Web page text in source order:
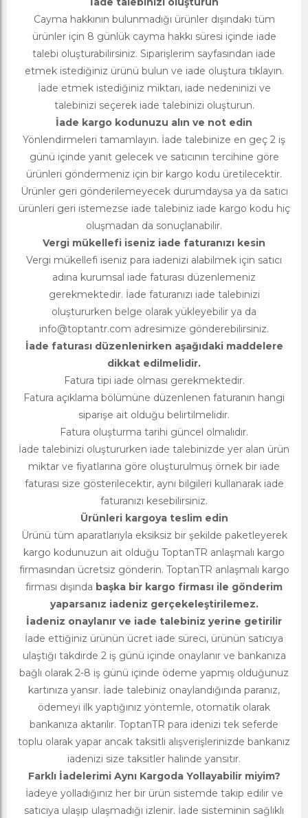
Cayma hakkının bulunmadığı ürünler dışındaki tüm
ürünler için 8 günlük cayma hakkı süresi içinde iade
talebi oluşturabilirsiniz. Siparişlerim sayfasından iade
etmek istediğiniz ürünü bulun ve iade oluştura tıklayın.
İade etmek istediğiniz miktarı, iade nedeninizi ve
talebinizi seçerek iade talebinizi oluşturun.
İade kargo kodunuzu alın ve not edin
Yönlendirmeleri tamamlayın. İade talebinize en geç 2 iş
günü içinde yanıt gelecek ve satıcının tercihine göre
ürünleri göndermeniz için bir kargo kodu üretilecektir.
Ürünler geri gönderilemeyecek durumdaysa ya da satıcı
ürünleri geri istemezse iade talebiniz iade kargo kodu hiç
oluşmadan da sonuçlanabilir.
Vergi mükellefi iseniz iade faturanızı kesin
Vergi mükellefi iseniz para iadenizi alabilmek için satıcı
adına kurumsal iade faturası düzenlemeniz
gerekmektedir. İade faturanızı iade talebinizi
oluştururken belge olarak yükleyebilir ya da
info@toptantr.com adresimize gönderebilirsiniz.
İade faturası düzenlenirken aşağıdaki maddelere
dikkat edilmelidir.
Fatura tipi iade olması gerekmektedir.
Fatura açıklama bölümüne düzenlenen faturanın hangi
siparişe ait olduğu belirtilmelidir.
Fatura oluşturma tarihi güncel olmalıdır.
İade talebinizi oluştururken iade talebinizde yer alan ürün
miktar ve fiyatlarına göre oluşturulmuş örnek bir iade
faturası size gösterilecektir, aynı bilgileri kullanarak iade
faturanızı kesebilirsiniz.
Ürünleri kargoya teslim edin
Ürünü tüm aparatlarıyla eksiksiz bir şekilde paketleyerek
kargo kodunuzun ait olduğu ToptanTR anlaşmalı kargo
firmasından ücretsiz gönderin. ToptanTR anlaşmalı kargo
firması dışında başka bir kargo firması ile gönderim
yaparsanız iadeniz gerçekeleştirilemez.
İadeniz onaylanır ve iade talebiniz yerine getirilir
İade ettiğiniz ürünün ücret iade süreci, ürünün satıcıya
ulaştığı takdirde 2 iş günü içinde onaylanır ve bankanıza
bağlı olarak 2-8 iş günü içinde ödeme yapmış olduğunuz
kartınıza yansır. İade talebiniz onaylandığında paranız,
ödemeyi ilk yaptığınız yöntemle, otomatik olarak
bankanıza aktarılır. ToptanTR para idenizi tek seferde
toplu olarak yapar ancak taksitli alışverişlerinizde bankanız
iadenizi size taksitler halinde yansıtır.
Farklı İadelerimi Aynı Kargoda Yollayabilir miyim?
İadeye yolladığınız her bir ürün sistemde takip edilir ve
satıcıya ulaşıp ulaşmadığı izlenir. İade sisteminin sağlıklı